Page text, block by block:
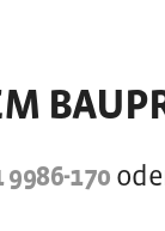
9986-170